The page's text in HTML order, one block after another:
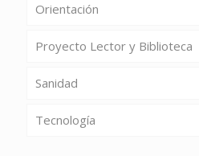
Orientación
Proyecto Lector y Biblioteca
Sanidad
Tecnología